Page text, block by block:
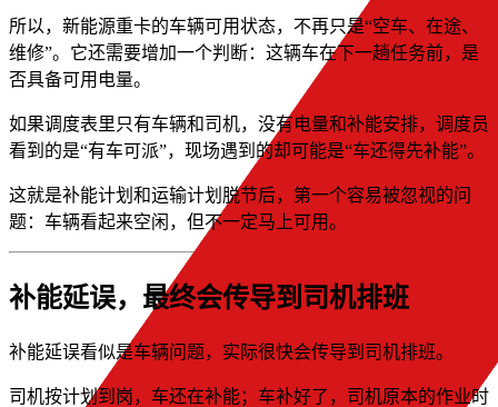
所以，新能源重卡的车辆可用状态，不再只是“空车、在途、
维修”。它还需要增加一个判断：这辆车在下一趟任务前，是
否具备可用电量。
如果调度表里只有车辆和司机，没有电量和补能安排，调度员
看到的是“有车可派”，现场遇到的却可能是“车还得先补能”。
这就是补能计划和运输计划脱节后，第一个容易被忽视的问
题：车辆看起来空闲，但不一定马上可用。
补能延误，最终会传导到司机排班
补能延误看似是车辆问题，实际很快会传导到司机排班。
司机按计划到岗，车还在补能；车补好了，司机原本的作业时